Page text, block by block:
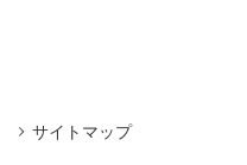
サイトマップ